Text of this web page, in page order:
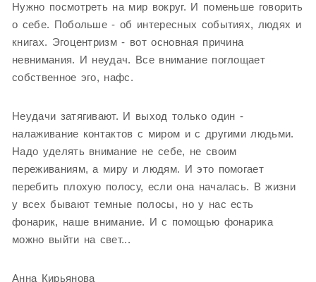
Нужно посмотреть на мир вокруг. И поменьше говорить
о себе. Побольше - об интересных событиях, людях и
книгах. Эгоцентризм - вот основная причина
невнимания. И неудач. Все внимание поглощает
собственное эго, нафс.
Неудачи затягивают. И выход только один -
налаживание контактов с миром и с другими людьми.
Надо уделять внимание не себе, не своим
переживаниям, а миру и людям. И это помогает
перебить плохую полосу, если она началась. В жизни
у всех бывают темные полосы, но у нас есть
фонарик, наше внимание. И с помощью фонарика
можно выйти на свет...
Анна Кирьянова